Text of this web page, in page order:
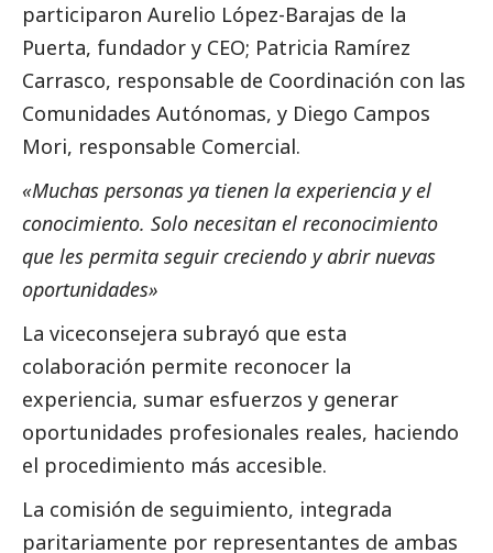
participaron Aurelio López-Barajas de la
Puerta, fundador y CEO; Patricia Ramírez
Carrasco, responsable de Coordinación con las
Comunidades Autónomas, y Diego Campos
Mori, responsable Comercial.
«Muchas personas ya tienen la experiencia y el
conocimiento. Solo necesitan el reconocimiento
que les permita seguir creciendo y abrir nuevas
oportunidades»
La viceconsejera subrayó que esta
colaboración permite reconocer la
experiencia, sumar esfuerzos y generar
oportunidades profesionales reales, haciendo
el procedimiento más accesible.
La comisión de seguimiento, integrada
paritariamente por representantes de ambas